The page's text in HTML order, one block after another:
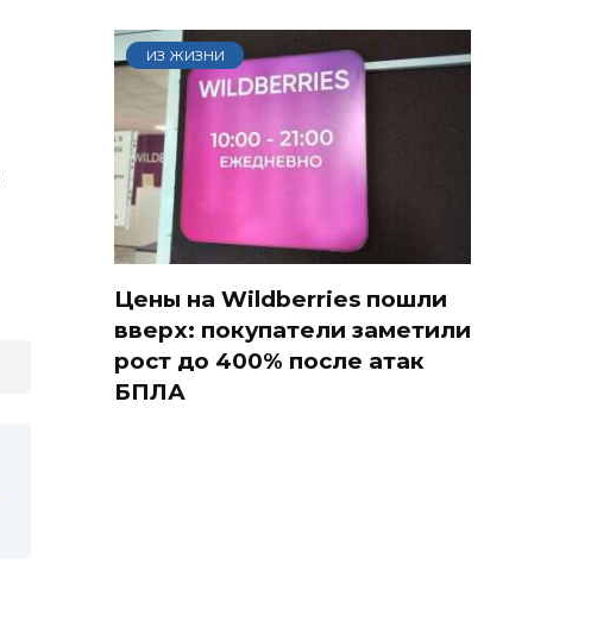
ИЗ ЖИЗНИ
Цены на Wildberries пошли
вверх: покупатели заметили
рост до 400% после атак
БПЛА